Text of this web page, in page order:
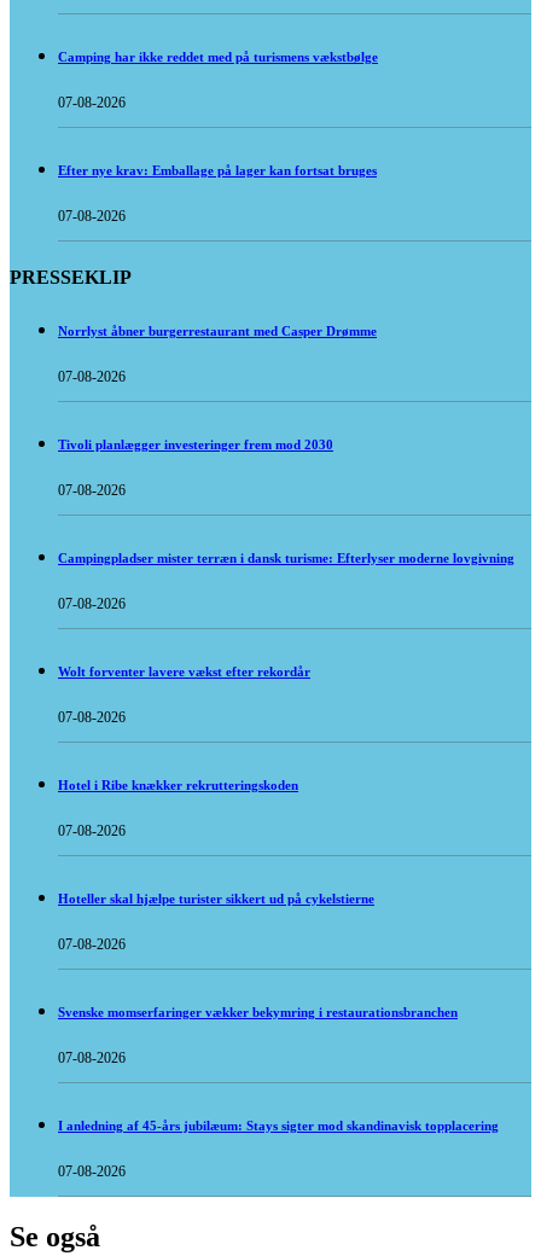
Camping har ikke reddet med på turismens vækstbølge
07-08-2026
Efter nye krav: Emballage på lager kan fortsat bruges
07-08-2026
PRESSEKLIP
Norrlyst åbner burgerrestaurant med Casper Drømme
07-08-2026
Tivoli planlægger investeringer frem mod 2030
07-08-2026
Campingpladser mister terræn i dansk turisme: Efterlyser moderne lovgivning
07-08-2026
Wolt forventer lavere vækst efter rekordår
07-08-2026
Hotel i Ribe knækker rekrutteringskoden
07-08-2026
Hoteller skal hjælpe turister sikkert ud på cykelstierne
07-08-2026
Svenske momserfaringer vækker bekymring i restaurationsbranchen
07-08-2026
I anledning af 45-års jubilæum: Stays sigter mod skandinavisk topplacering
07-08-2026
Se også